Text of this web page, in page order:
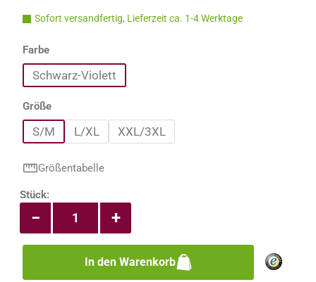
Sofort versandfertig, Lieferzeit ca. 1-4 Werktage
Farbeauswählen
Schwarz-Violett
Größeauswählen
S/M L/XL XXL/3XL
Größentabelle
Produkt Anzahl: Gib den gewünschten
Stück:
+
−
In den Warenkorb